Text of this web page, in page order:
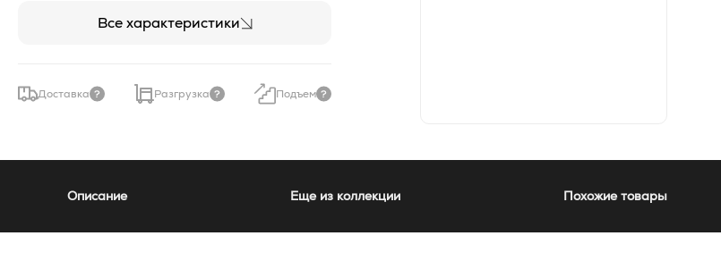
Все характеристики
Доставка Разгрузка Подъем
Описание Еще из коллекции Похожие товары